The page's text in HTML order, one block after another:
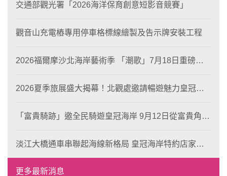
交通部觀光署「2026海洋保育創意短影音競賽」
觀音山充電樁專用停車格標線繪製及告示牌安裝工程
2026福爾摩沙北海岸藝術季 「潮歌」7月18日重磅登
2026夏季旅展盛大揭幕！北觀處邀請暢遊魅力皇冠海
「富貴騎跡」邀全民騎遊皇冠海岸 9月12日從富貴角出
淡江大橋通車串聯起海線新格局 皇冠海岸特約店家、
風格形塑即日起開放報名
更多最新消息